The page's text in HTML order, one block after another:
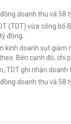
doanh thu và 58
(TDT) vừa công bố
đồng.
kinh doanh sụt
Bên cạnh đó, chi
TDT ghi nhận
doanh thu và 58